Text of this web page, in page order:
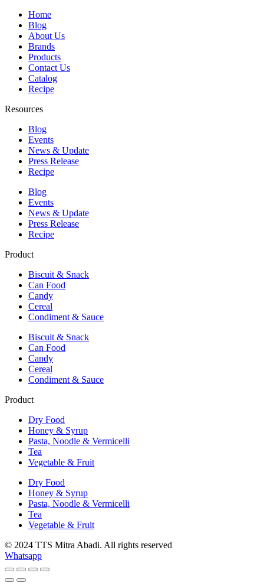
Home
Blog
About Us
Brands
Products
Contact Us
Catalog
Recipe
Resources
Blog
Events
News & Update
Press Release
Recipe
Blog
Events
News & Update
Press Release
Recipe
Product
Biscuit & Snack
Can Food
Candy
Cereal
Condiment & Sauce
Biscuit & Snack
Can Food
Candy
Cereal
Condiment & Sauce
Product
Dry Food
Honey & Syrup
Pasta, Noodle & Vermicelli
Tea
Vegetable & Fruit
Dry Food
Honey & Syrup
Pasta, Noodle & Vermicelli
Tea
Vegetable & Fruit
© 2024 TTS Mitra Abadi. All rights reserved
Whatsapp